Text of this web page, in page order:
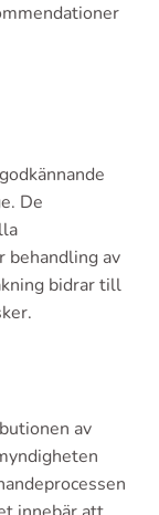
De
behandling av
bidrar till
av